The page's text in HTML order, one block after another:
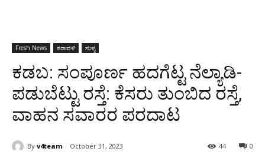
Fresh News ಕರಾವಳಿ ಸುಳ್ಯ
ಕಡಬ: ಸಂಪೂರ್ಣ ಹದಗೆಟ್ಟ ನೆಲ್ಯಾಡಿ-
ಪಡುಬೆಟ್ಟು ರಸ್ತೆ: ಕೆಸರು ತುಂಬಿದ ರಸ್ತೆ,
ವಾಹನ ಸವಾರರ ಪರದಾಟ
By v4team October 31, 2023 0
44